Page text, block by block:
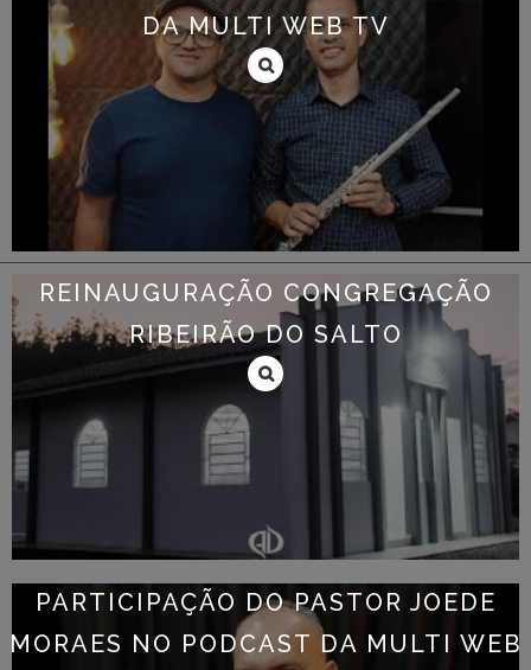
DA MULTI WEB TV
REINAUGURAÇÃO CONGREGAÇÃO
RIBEIRÃO DO SALTO
PARTICIPAÇÃO DO PASTOR JOEDE
MORAES NO PODCAST DA MULTI WEB